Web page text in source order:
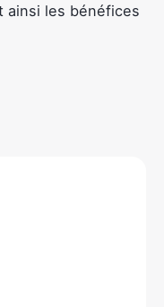
ainsi les bénéfices